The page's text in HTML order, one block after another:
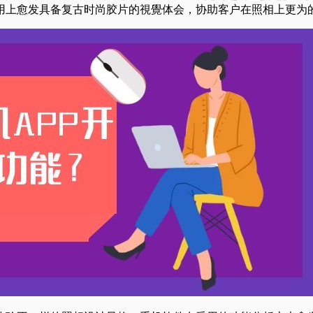
愈发具备复古时尚胶片的視覺体会，协助客户在照相上更为